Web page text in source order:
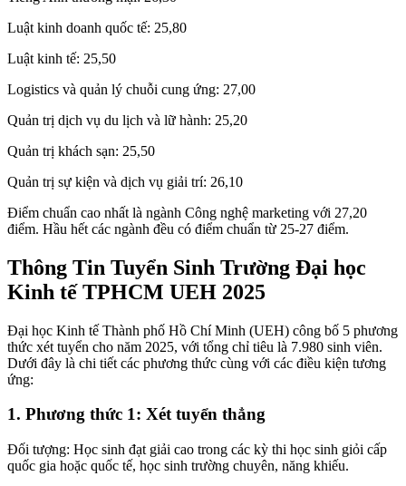
Luật kinh doanh quốc tế: 25,80
Luật kinh tế: 25,50
Logistics và quản lý chuỗi cung ứng: 27,00
Quản trị dịch vụ du lịch và lữ hành: 25,20
Quản trị khách sạn: 25,50
Quản trị sự kiện và dịch vụ giải trí: 26,10
Điểm chuẩn cao nhất là ngành Công nghệ marketing với 27,20
điểm. Hầu hết các ngành đều có điểm chuẩn từ 25-27 điểm.
Thông Tin Tuyển Sinh Trường Đại học
Kinh tế TPHCM UEH 2025
Đại học Kinh tế Thành phố Hồ Chí Minh (UEH) công bố 5 phương
thức xét tuyển cho năm 2025, với tổng chỉ tiêu là 7.980 sinh viên.
Dưới đây là chi tiết các phương thức cùng với các điều kiện tương
ứng:
1. Phương thức 1: Xét tuyển thẳng
Đối tượng: Học sinh đạt giải cao trong các kỳ thi học sinh giỏi cấp
quốc gia hoặc quốc tế, học sinh trường chuyên, năng khiếu.